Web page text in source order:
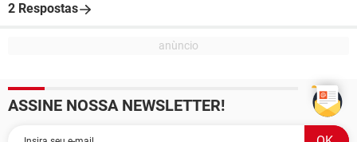
2 Respostas
ASSINE NOSSA NEWSLETTER!